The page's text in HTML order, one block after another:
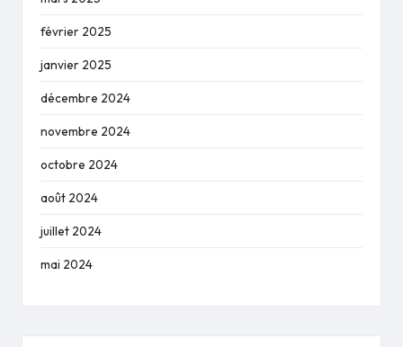
février 2025
janvier 2025
décembre 2024
novembre 2024
octobre 2024
août 2024
juillet 2024
mai 2024